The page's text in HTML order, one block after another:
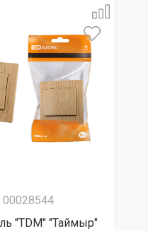
00028544
"TDM" "Таймыр"